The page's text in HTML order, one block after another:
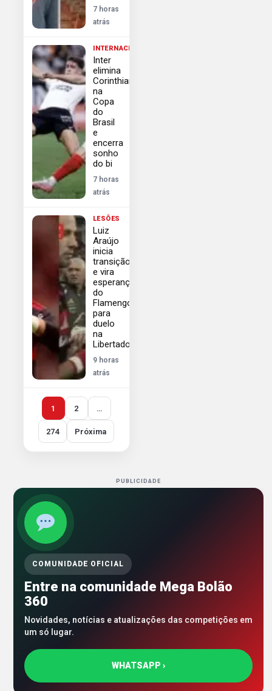
7 horas
atrás
INTERNACIONAL
Inter
elimina
Corinthians
na
Copa
do
Brasil
e
encerra
sonho
do bi
7 horas
atrás
LESÕES
Luiz
Araújo
inicia
transição
e vira
esperança
do
Flamengo
para
duelo
na
Libertadores
9 horas
atrás
1 2 …
274 Próxima
PUBLICIDADE
COMUNIDADE OFICIAL
Entre na comunidade Mega Bolão
360
Novidades, notícias e atualizações das competições em
um só lugar.
WHATSAPP ›